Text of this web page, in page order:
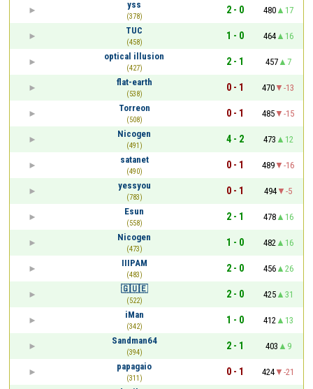
yss
(378)
2 - 0 480
17
TUC
(458)
1 - 0 464
16
optical illusion
(427)
2 - 1 457
7
flat-earth
(538)
0 - 1 470
-13
Torreon
(508)
0 - 1 485
-15
Nicogen
(491)
4 - 2 473
12
satanet
(490)
0 - 1 489
-16
yessyou
(783)
0 - 1 494
-5
Esun
(558)
2 - 1 478
16
Nicogen
(473)
1 - 0 482
16
IIIPAM
(483)
2 - 0 456
26
🇬​​🇺​​🇪
(522)
2 - 0 425
31
iMan
(342)
1 - 0 412
13
Sandman64
(394)
2 - 1 403
9
papagaio
(311)
0 - 1 424
-21